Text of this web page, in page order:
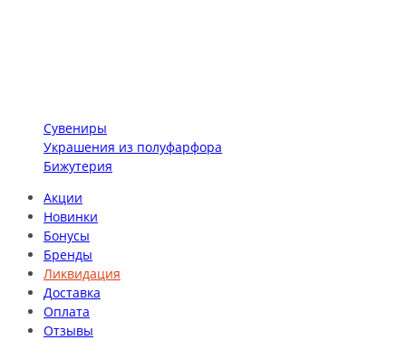
Сувениры
Украшения из полуфарфора
Бижутерия
Акции
Новинки
Бонусы
Бренды
Ликвидация
Доставка
Оплата
Отзывы